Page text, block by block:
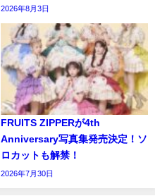
2026年8月3日
FRUITS ZIPPERが4th
Anniversary写真集発売決定！ソ
ロカットも解禁！
2026年7月30日